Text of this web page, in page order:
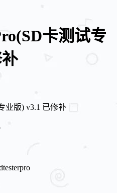
卡测试专